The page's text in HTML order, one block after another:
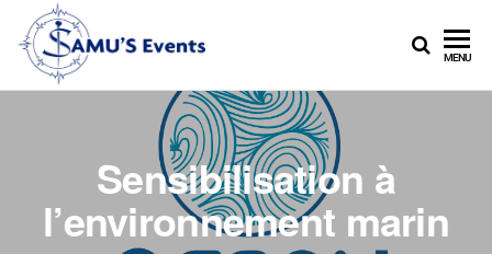
content
VOUS
NAUTIQUE
DES
SAMU
MENU
Sensibilisation à
l’environnement marin